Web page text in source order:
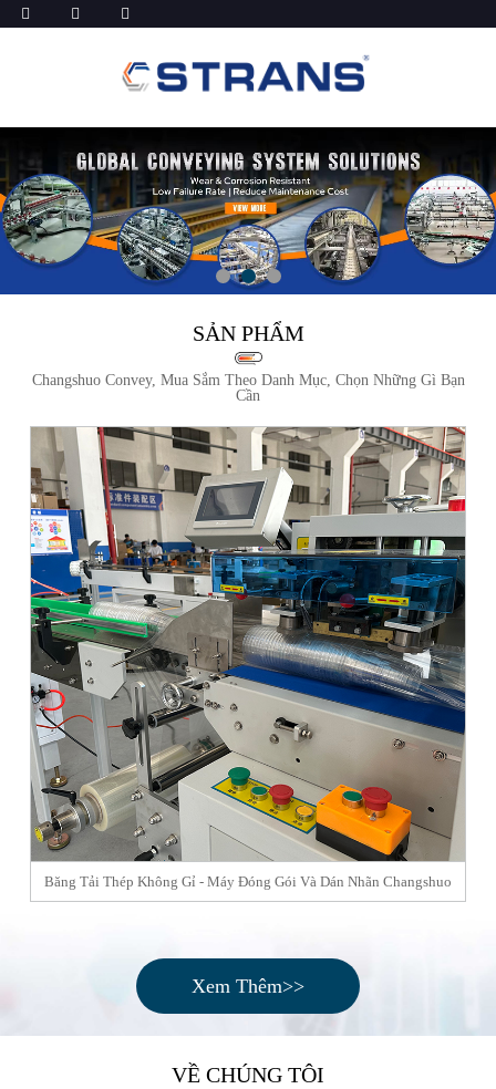
SẢN PHẨM
Changshuo Convey, Mua Sắm Theo Danh Mục, Chọn Những Gì Bạn
Cần
Băng Tải Thép Không Gỉ - Máy Đóng Gói Và Dán Nhãn Changshuo
Xem Thêm>>
VỀ CHÚNG TÔI